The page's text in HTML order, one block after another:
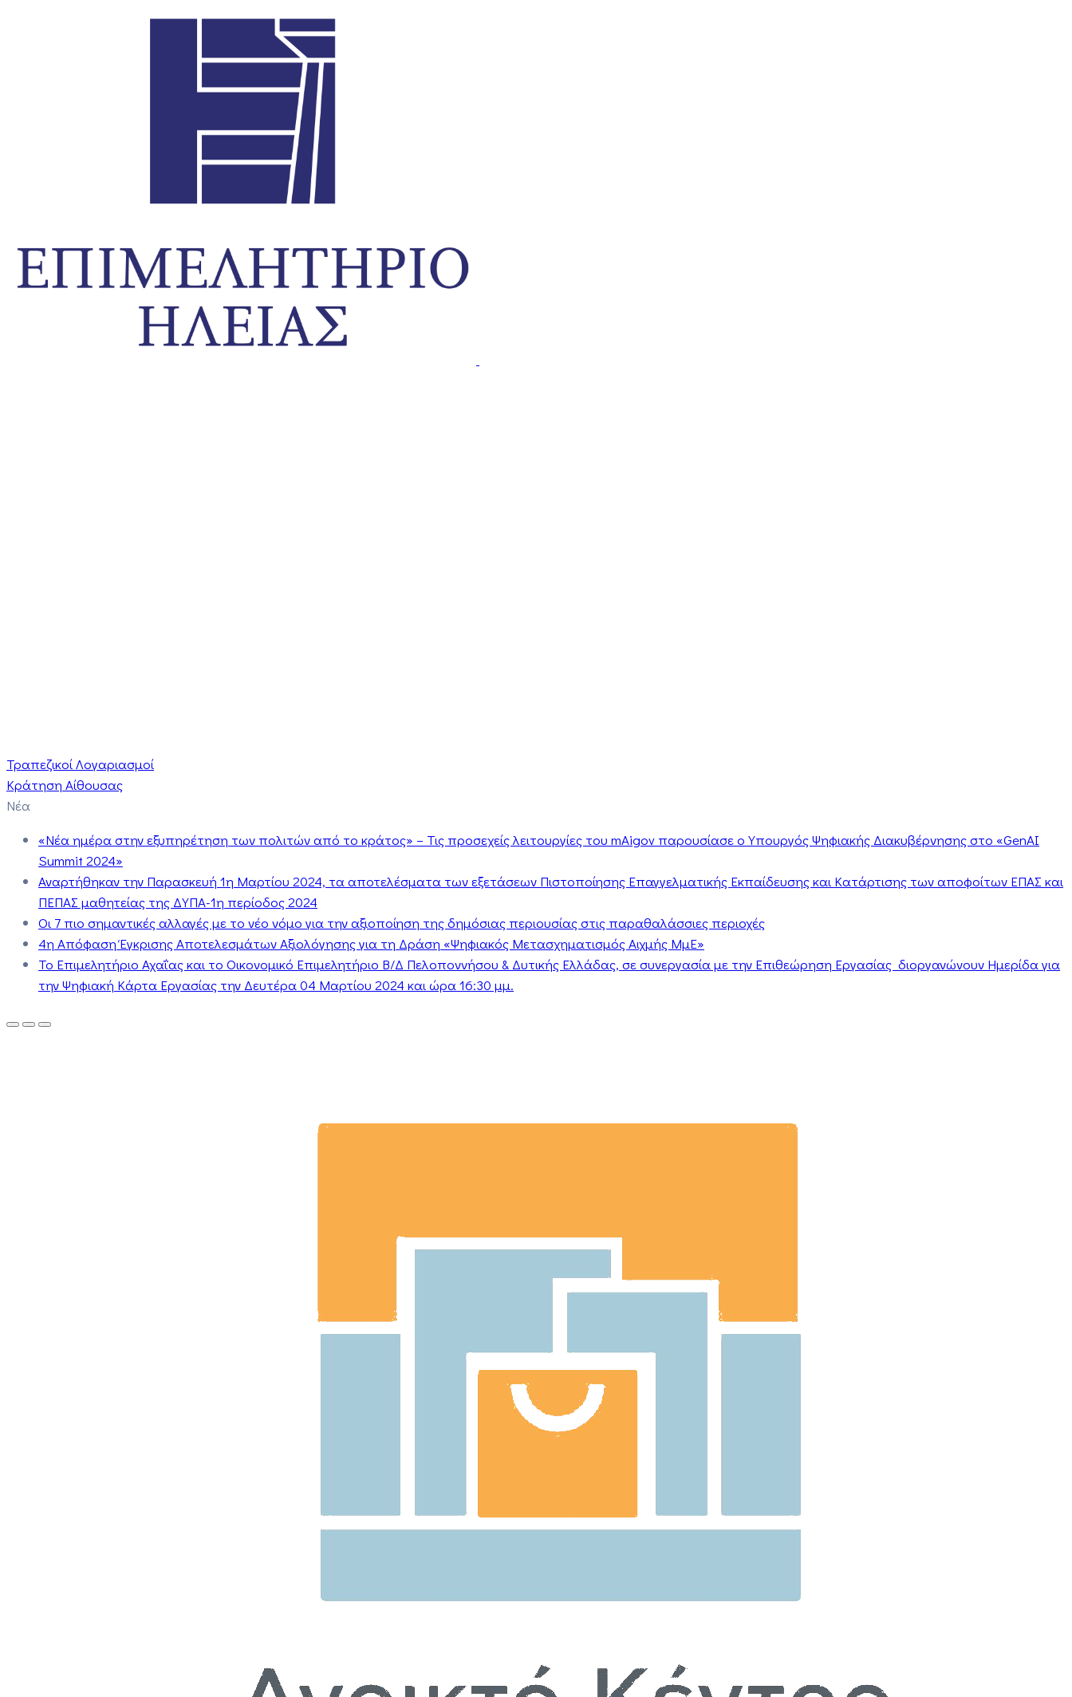
Τραπεζικοί Λογαριασμοί
Κράτηση Αίθουσας
Νέα
«Νέα ημέρα στην εξυπηρέτηση των πολιτών από το κράτος» – Τις προσεχείς λειτουργίες του mAigov παρουσίασε ο Υπουργός Ψηφιακής Διακυβέρνησης στο «GenAI
Summit 2024»
Αναρτήθηκαν την Παρασκευή 1η Μαρτίου 2024, τα αποτελέσματα των εξετάσεων Πιστοποίησης Επαγγελματικής Εκπαίδευσης και Κατάρτισης των αποφοίτων ΕΠΑΣ και
ΠΕΠΑΣ μαθητείας της ΔΥΠΑ-1η περίοδος 2024
Οι 7 πιο σημαντικές αλλαγές με το νέο νόμο για την αξιοποίηση της δημόσιας περιουσίας στις παραθαλάσσιες περιοχές
4η Απόφαση Έγκρισης Αποτελεσμάτων Αξιολόγησης για τη Δράση «Ψηφιακός Μετασχηματισμός Αιχμής ΜμΕ»
Το Επιμελητήριο Αχαΐας και το Οικονομικό Επιμελητήριο Β/Δ Πελοποννήσου & Δυτικής Ελλάδας, σε συνεργασία με την Επιθεώρηση Εργασίας διοργανώνουν Ημερίδα για
την Ψηφιακή Κάρτα Εργασίας την Δευτέρα 04 Μαρτίου 2024 και ώρα 16:30 μμ.